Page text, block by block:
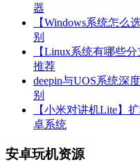
器
【Windows系统怎么
别
【Linux系统有哪些
推荐
deepin与UOS系统深
别
【小米对讲机Lite】
卓系统
安卓玩机资源